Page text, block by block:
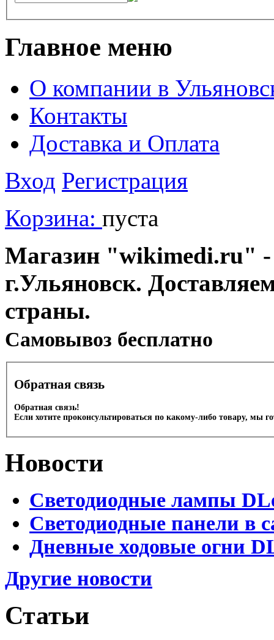
Главное меню
О компании в
Контакты
Доставка и Оплата
Вход Регистрация
Корзина: пуста
Магазин "wikimedi.ru" -
г.Ульяновск.
страны.
Cамовывоз бесплатно
Обратная связь
Обратная связь!
Если хотите проконсультироваться по какому-либо товару, мы
Новости
Светодиодные лампы
Светодиодные панели в
Дневные ходовые огни
Другие новости
Статьи